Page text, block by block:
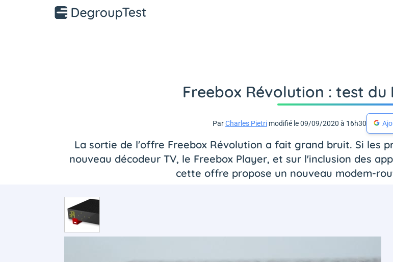
Freebox Révolution : test du
ParCharles Pietri modifié le 09/09/2020 à 16h30
La sortie de l'offre Freebox Révolution a fait grand bruit. Si les
nouveau décodeur TV, le Freebox Player, et sur l'inclusion des
cette offre propose un nouveau modem-